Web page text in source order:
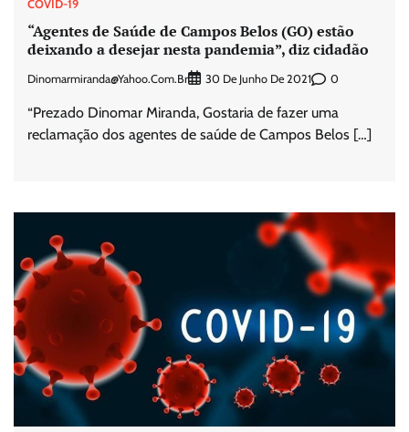
COVID-19
“Agentes de Saúde de Campos Belos (GO) estão
deixando a desejar nesta pandemia”, diz cidadão
Dinomarmiranda@yahoo.com.br 30 De Junho De 2021 0
“Prezado Dinomar Miranda, Gostaria de fazer uma
reclamação dos agentes de saúde de Campos Belos […]